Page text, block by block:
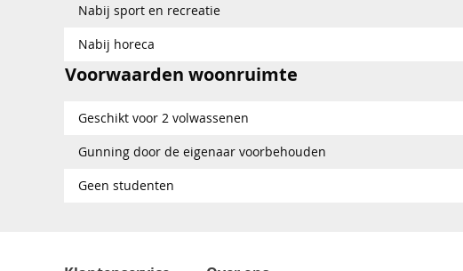
Nabij sport en recreatie
Nabij horeca
Voorwaarden woonruimte
Geschikt voor 2 volwassenen
Gunning door de eigenaar voorbehouden
Geen studenten